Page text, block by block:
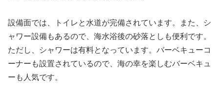
設備面では、トイレと水道が完備されています。また、シ
ャワー設備もあるので、海水浴後の砂落としも便利です。
ただし、シャワーは有料となっています。バーベキューコ
ーナーも設置されているので、海の幸を楽しむバーベキュ
ーも人気です。